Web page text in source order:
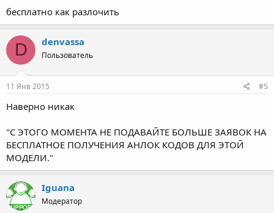
бесплатно как разлочить
D denvassa
Пользователь
11 Янв 2015 #5
Наверно никак
"С ЭТОГО МОМЕНТА НЕ ПОДАВАЙТЕ БОЛЬШЕ ЗАЯВОК НА
БЕСПЛАТНОЕ ПОЛУЧЕНИЯ АНЛОК КОДОВ ДЛЯ ЭТОЙ
МОДЕЛИ."
Iguana
Модератор